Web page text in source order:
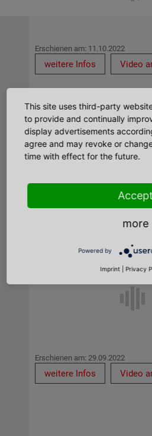
Erschienen am: 11.10.2022
weitere Infos Video
Video
Erschienen am: 29.09.2022
weitere Infos Video
This site uses third-party
to provide and continually
display advertisements
agree and may revoke or
time with effect for the future.
more
Powered by
Imprint Privacy